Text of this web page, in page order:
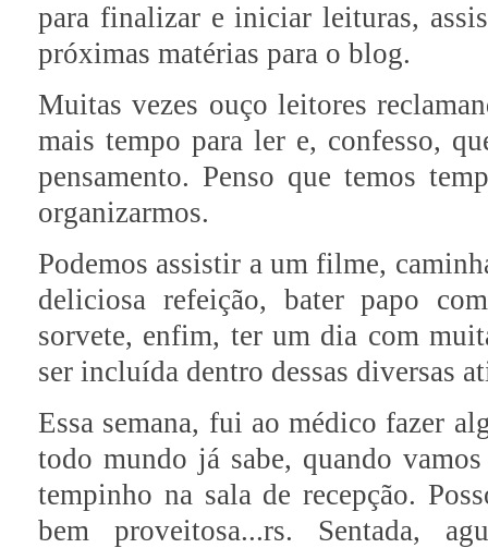
para finalizar e iniciar leituras,
próximas matérias para o blog.
Muitas vezes ouço leitores
mais tempo para ler e, confesso,
pensamento. Penso que temos
organizarmos.
Podemos assistir a um filme,
deliciosa refeição, bater papo
sorvete, enfim, ter um dia com
ser incluída dentro dessas diversas
Essa semana, fui ao médico fazer
todo mundo já sabe, quando
tempinho na sala de recepção.
bem proveitosa...rs. Sentada,